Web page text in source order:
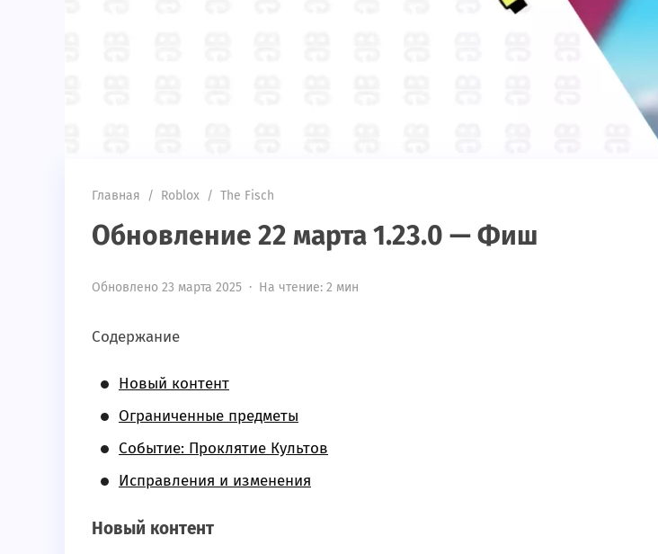
Главная / Roblox / The Fisch
Обновление 22 марта 1.23.0 — Фиш
Обновлено 23 марта 2025 · На чтение: 2 мин
Содержание
Новый контент
Ограниченные предметы
Событие: Проклятие Культов
Исправления и изменения
Новый контент